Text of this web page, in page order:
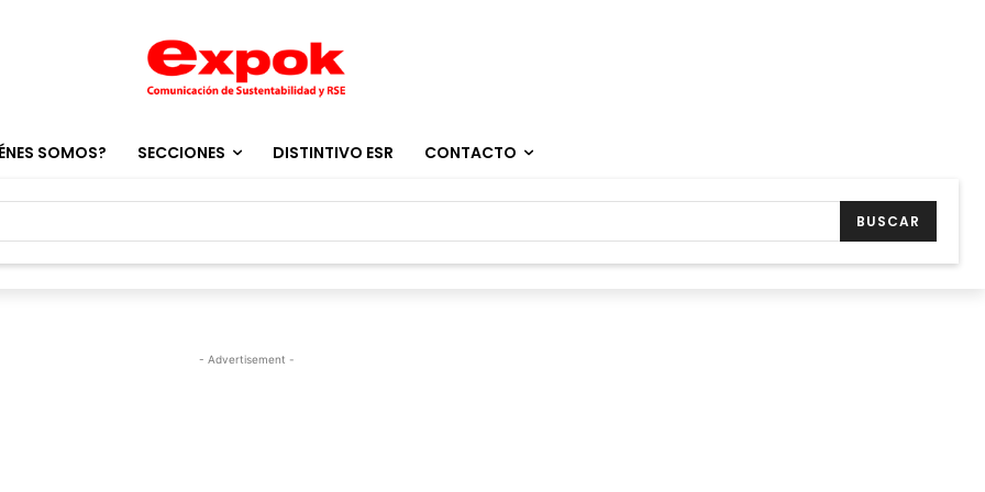
SOMOS? SECCIONES DISTINTIVO ESR CONTACTO
BUSCAR
- Advertisement -